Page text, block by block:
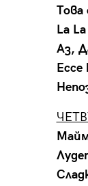
Това
La
Аз,